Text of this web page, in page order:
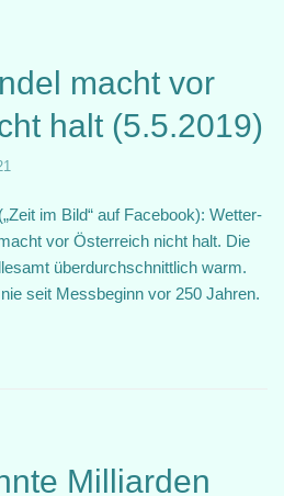
macht vor
halt (5.5.2019)
im Bild“ auf Facebook): Wetter-
vor Österreich nicht halt. Die
überdurchschnittlich warm.
seit Messbeginn vor 250 Jahren.
Milliarden